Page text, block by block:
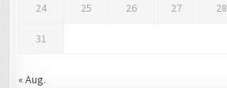
24 25 26 27 28
31
« Aug.